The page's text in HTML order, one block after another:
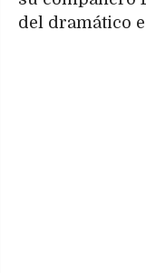
del dramático